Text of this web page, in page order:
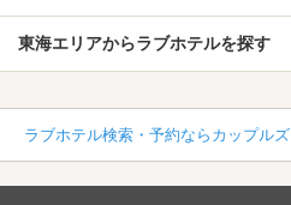
東海エリアからラブホテルを探す
ラブホテル検索・予約ならカップルズ